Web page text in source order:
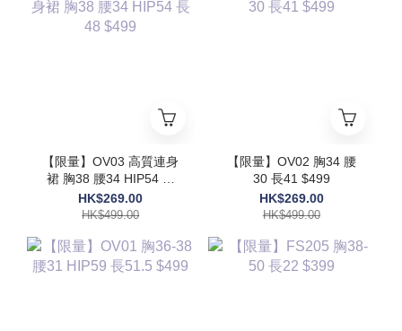
【限量】OV03 高質連身
裙 胸38 腰34 HIP54 長
48 $499
HK$269.00
HK$499.00
【限量】OV02 胸34 腰
30 長41 $499
HK$269.00
HK$499.00